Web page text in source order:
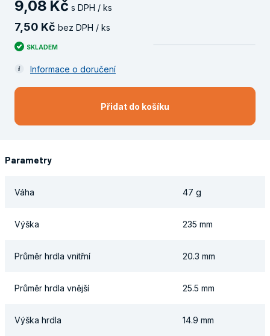
9,08 Kč s DPH / ks
7, 50 Kč bez DPH / ks
SKLADEM
Informace o doručení
Přidat do košíku
Parametry
Váha 47 g
Výška 235 mm
Průměr hrdla vnitřní 20.3 mm
Průměr hrdla vnější 25.5 mm
Výška hrdla 14.9 mm